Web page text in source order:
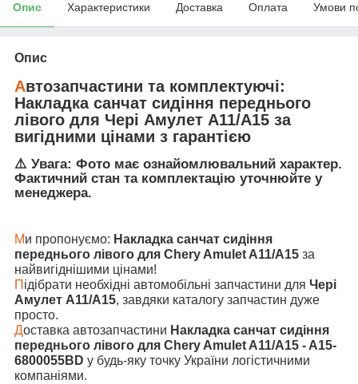
Опис Характеристики Доставка Оплата Умови
Опис
Автозапчастини та комплектуючі:
Накладка санчат сидіння переднього
лівого для Чері Амулет А11/А15 за
вигідними цінами з гарантією
⚠️ Увага: Фото має ознайомлювальний характер.
Фактичний стан та комплектацію уточнюйте у
менеджера.
Ми пропонуємо: Накладка санчат сидіння
переднього лівого для Chery Amulet A11/A15 за
найвигіднішими цінами!
П ідібрати необхідні автомобільні запчастини для Чері
Амулет А11/А15, завдяки каталогу запчастин дуже
просто.
Доставка автозапчастини Накладка санчат сидіння
переднього лівого для Chery Amulet A11/A15 - A15-
6800055BD у будь-яку точку України логістичними
компаніями.